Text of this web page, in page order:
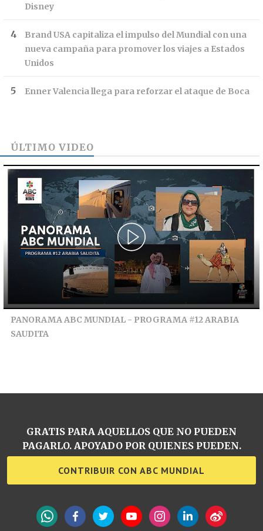
Disney
Brand USA capitaliza el impulso del Mundial con una
nueva campaña para promover los viajes a Estados
Unidos
Enner Valencia llega para reforzar el ataque de Boca
ÚLTIMO VIDEO
PANORAMA ABC MUNDIAL - PROGRAMA #12 ARABIA
SAUDITA
GRATIS PARA AQUELLOS QUE NO PUEDEN
PAGARLO. APOYADO POR QUIENES PUEDEN.
CONTRIBUIR CON ABC MUNDIAL